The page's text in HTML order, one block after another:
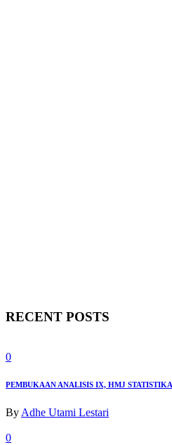
RECENT POSTS
0
PEMBUKAAN ANALISIS IX, HMJ
ByAdhe Utami Lestari
0